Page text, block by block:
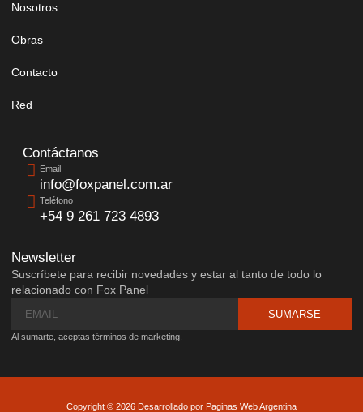
Nosotros
Obras
Contacto
Red
Contáctanos
Email
info@foxpanel.com.ar
Teléfono
+54 9 261 723 4893
Newsletter
Suscríbete para recibir novedades y estar al tanto de todo lo
relacionado con Fox Panel
SUMARSE
Al sumarte, aceptas términos de marketing.
Copyright © 2026 Desarrollado por Paginas Web Argentina